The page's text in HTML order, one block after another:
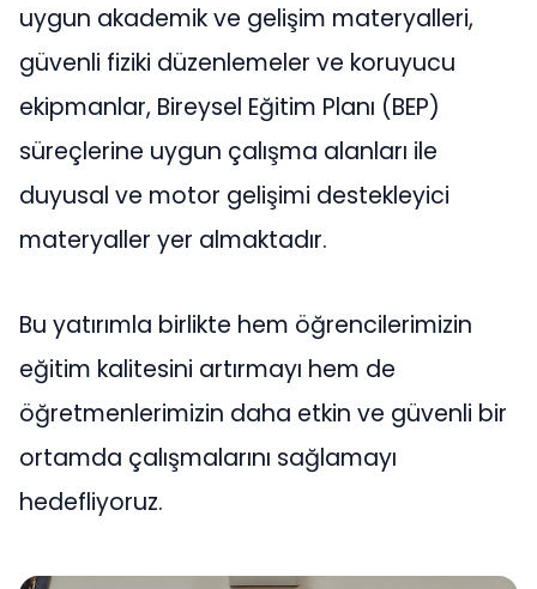
uygun akademik ve gelişim materyalleri,
güvenli fiziki düzenlemeler ve koruyucu
ekipmanlar, Bireysel Eğitim Planı (BEP)
süreçlerine uygun çalışma alanları ile
duyusal ve motor gelişimi destekleyici
materyaller yer almaktadır.
Bu yatırımla birlikte hem öğrencilerimizin
eğitim kalitesini artırmayı hem de
öğretmenlerimizin daha etkin ve güvenli bir
ortamda çalışmalarını sağlamayı
hedefliyoruz.